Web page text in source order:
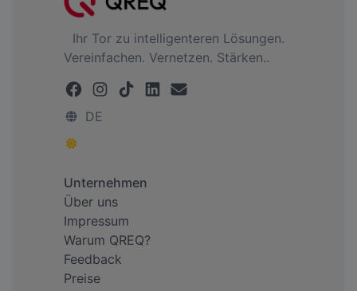
Ihr Tor zu intelligenteren Lösungen.
Vereinfachen. Vernetzen. Stärken..
DE
Unternehmen
Über uns
Impressum
Warum QREQ?
Feedback
Preise